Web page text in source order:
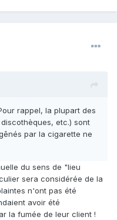
rappel, la plupart des
etc.) sont
par la cigarette ne
du sens de "lieu
sera considérée de la
n'ont pas été
avoir été
la fumée de leur client !